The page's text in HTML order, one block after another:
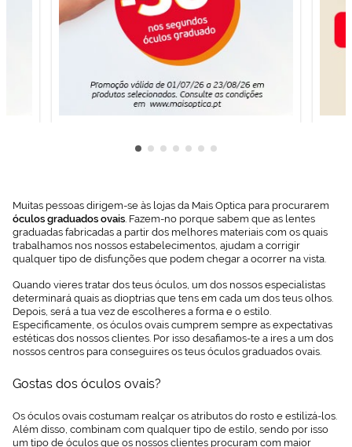
Muitas pessoas dirigem-se às lojas da Mais Optica para procurarem
óculos graduados ovais . Fazem-no porque sabem que as lentes
graduadas fabricadas a partir dos melhores materiais com os quais
trabalhamos nos nossos estabelecimentos, ajudam a corrigir
qualquer tipo de disfunções que podem chegar a ocorrer na vista.
Quando vieres tratar dos teus óculos, um dos nossos especialistas
determinará quais as dioptrias que tens em cada um dos teus olhos.
Depois, será a tua vez de escolheres a forma e o estilo.
Especificamente, os óculos ovais cumprem sempre as expectativas
estéticas dos nossos clientes. Por isso desafiamos-te a ires a um dos
nossos centros para conseguires os teus óculos graduados ovais.
Gostas dos óculos ovais?
Os óculos ovais costumam realçar os atributos do rosto e estilizá-los.
Além disso, combinam com qualquer tipo de estilo, sendo por isso
um tipo de óculos que os nossos clientes procuram com maior